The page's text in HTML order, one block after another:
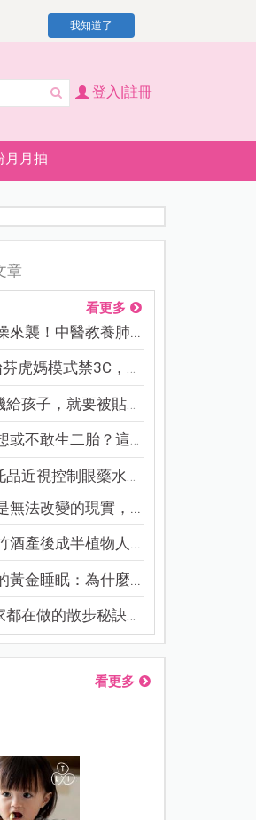
我知道了
登入|註冊
月月抽
章
看更多
來襲！中醫教養肺...
虎媽模式禁3C，看...
孩子，就要被貼「...
不敢生二胎？這8...
近視控制眼藥水納...
無法改變的現實，...
酒產後成半植物人...
黃金睡眠：為什麼...
在做的散步秘訣！...
看更多